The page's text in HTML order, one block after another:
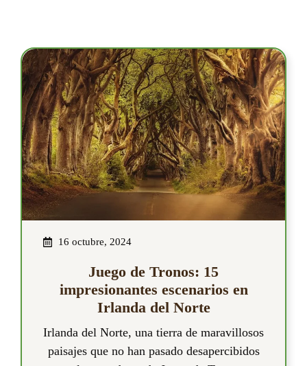
16 octubre, 2024
Juego de Tronos: 15
impresionantes escenarios en
Irlanda del Norte
Irlanda del Norte, una tierra de maravillosos
paisajes que no han pasado desapercibidos